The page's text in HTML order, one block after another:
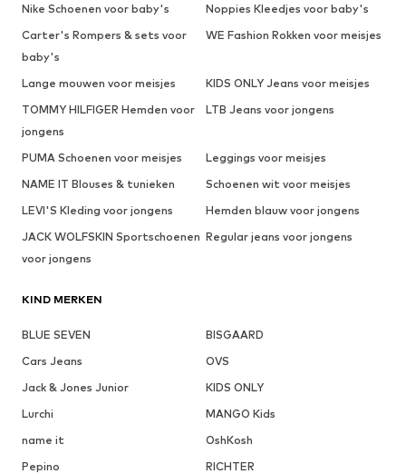
Nike Schoenen voor baby's
Noppies Kleedjes voor baby's
Carter's Rompers & sets voor
baby's
WE Fashion Rokken voor meisjes
Lange mouwen voor meisjes
KIDS ONLY Jeans voor meisjes
TOMMY HILFIGER Hemden voor
jongens
LTB Jeans voor jongens
PUMA Schoenen voor meisjes
Leggings voor meisjes
NAME IT Blouses & tunieken
Schoenen wit voor meisjes
LEVI'S Kleding voor jongens
Hemden blauw voor jongens
JACK WOLFSKIN Sportschoenen
voor jongens
Regular jeans voor jongens
KIND MERKEN
BLUE SEVEN
BISGAARD
Cars Jeans
OVS
Jack & Jones Junior
KIDS ONLY
Lurchi
MANGO Kids
name it
OshKosh
Pepino
RICHTER